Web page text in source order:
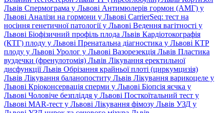
Львів Спермограма у Львові Антимюлерів гормон (АМГ) у
Львові Аналізи на гормони у Львові CarrierSeq: тест на
носіння генетичної патології у Львові Ведення вагітності у
Львові Біофізичний профіль плода Львів Кардіотокографія
(КТГ) плоду у Львові Пренатальна діагностика у Львові КТР
плоду у Львові Уролог у Львові Вазорезекція Львів Пластика
вуздечки (френулотомія) Львів Лікування еректильної
дисфункції Львів Обрізання крайньої плоті (циркумцизія)
Львів Лікування баланопоститу Львів Лікування варикоцеле у
Львові Кріоконсервація сперми у Львові Біопсія яєчка у
Львові Чоловіче безпліддя у Львові Посткоїтальний тест у
Львові MAR-тест у Львові Лікування фімозу Львів УЗД у